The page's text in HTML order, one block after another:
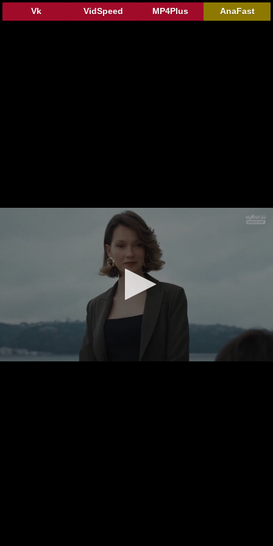
AnaFast
MP4Plus
VidSpeed
Vk